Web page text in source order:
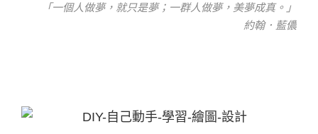
「一個人做夢，就只是夢；一群人做夢，美夢成真。」
約翰．藍儂